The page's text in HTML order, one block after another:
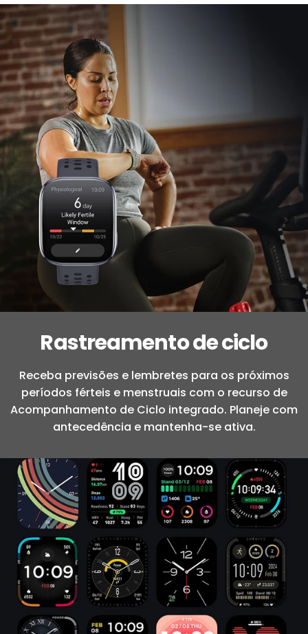
Rastreamento de ciclo
Receba previsões e lembretes para os próximos
períodos férteis e menstruais com o recurso de
Acompanhamento de Ciclo integrado. Planeje com
antecedência e mantenha-se ativa.